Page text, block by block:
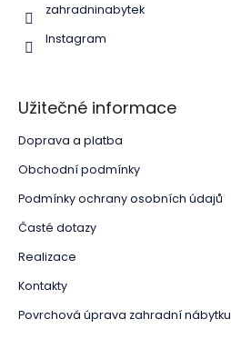
zahradninabytek
Instagram
Užitečné informace
Doprava a platba
Obchodní podmínky
Podmínky ochrany osobních údajů
Časté dotazy
Realizace
Kontakty
Povrchová úprava zahradní nábytku